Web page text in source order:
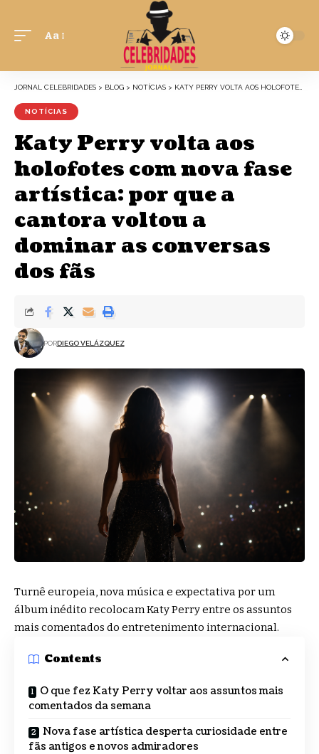
Aa
JORNAL CELEBRIDADES > BLOG > NOTÍCIAS > KATY PERRY VOLTA AOS HOLOFOTES COM NOVA FASE ARTÍSTICA: POR QUE A CANTORA VOLTOU A DOMINAR AS CONVERSAS DOS FÃS
NOTÍCIAS
Katy Perry volta aos
holofotes com nova fase
artística: por que a
cantora voltou a
dominar as conversas
dos fãs
PORDIEGO VELÁZQUEZ
Turnê europeia, nova música e expectativa por um
álbum inédito recolocam Katy Perry entre os assuntos
mais comentados do entretenimento internacional.
Contents
O que fez Katy Perry voltar aos assuntos mais
comentados da semana
Nova fase artística desperta curiosidade entre
fãs antigos e novos admiradores